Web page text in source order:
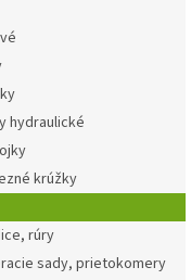
hydraulické
krúžky
rúry
sady, prietokomery